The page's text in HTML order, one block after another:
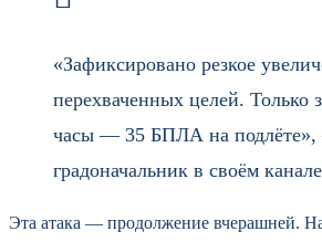
«Зафиксировано резкое
перехваченных целей. Только
часы — 35 БПЛА на
градоначальник в своём
Эта атака — продолжение вчерашней.